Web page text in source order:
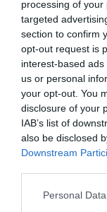
processing of
targeted
section to confirm
opt-out request is
interest-based
us or personal
your opt-out. You
disclosure of your
IAB’s list of
also be disclosed
Downstream
Please note that
Personal
maguktól
térben –